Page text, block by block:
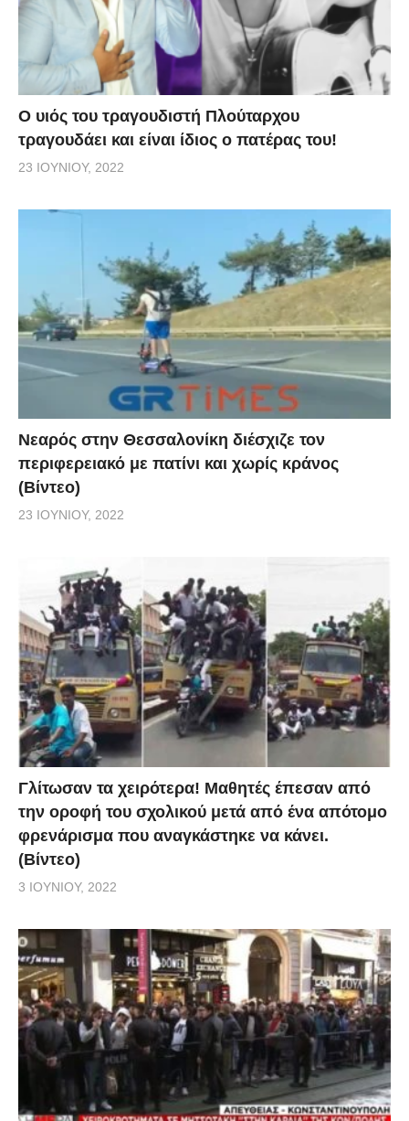
O υιός του τραγουδιστή Πλούταρχου
τραγουδάει και είναι ίδιος ο πατέρας του!
23 ΙΟΥΝΊΟΥ, 2022
Νεαρός στην Θεσσαλονίκη διέσχιζε τον
περιφερειακό με πατίνι και χωρίς κράνος
(Βίντεο)
23 ΙΟΥΝΊΟΥ, 2022
Γλίτωσαν τα χειρότερα! Μαθητές έπεσαν από
την οροφή του σχολικού μετά από ένα απότομο
φρενάρισμα που αναγκάστηκε να κάνει.
(Βίντεο)
3 ΙΟΥΝΊΟΥ, 2022